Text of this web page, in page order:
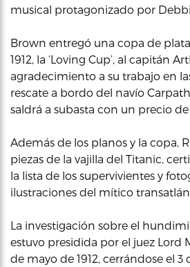
musical protagonizado por
Brown entregó una copa de
1912, la ‘Loving Cup’, al capitán
agradecimiento a su trabajo en
rescate a bordo del navío
saldrá a subasta con un precio
Además de los planos y la copa,
piezas de la vajilla del Titanic,
la lista de los supervivientes y
ilustraciones del mítico
La investigación sobre el
estuvo presidida por el juez Lord
de mayo de 1912, cerrándose el 3